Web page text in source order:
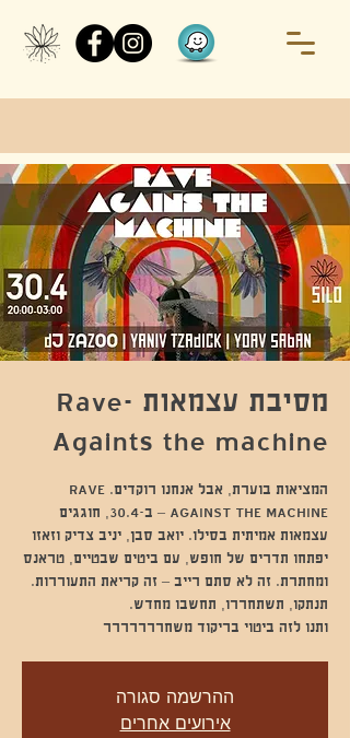
מסיבת עצמאות -Rave
Againts the machine
המציאות בוערת, אבל אנחנו רוקדים. RAVE
AGAINST THE MACHINE – ב-30.4, חוגגים
עצמאות אמיתית בסילו. יואב סבן, יניב צדיק וזאזו
יפתחו תדרים של חופש, עם ביטים שבטיים, טראנס
ומחתרת. זה לא סתם רייב – זה קריאת התעוררות.
ותנו לזה ביטוי בריקוד משחררררררר
ההרשמה סגורה
אירועים אחרים